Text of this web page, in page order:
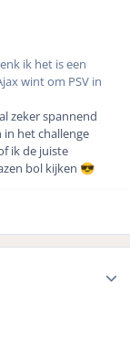
ik het is een
wint om PSV in
zeker spannend
het challenge
ik de juiste
bol kijken 😎